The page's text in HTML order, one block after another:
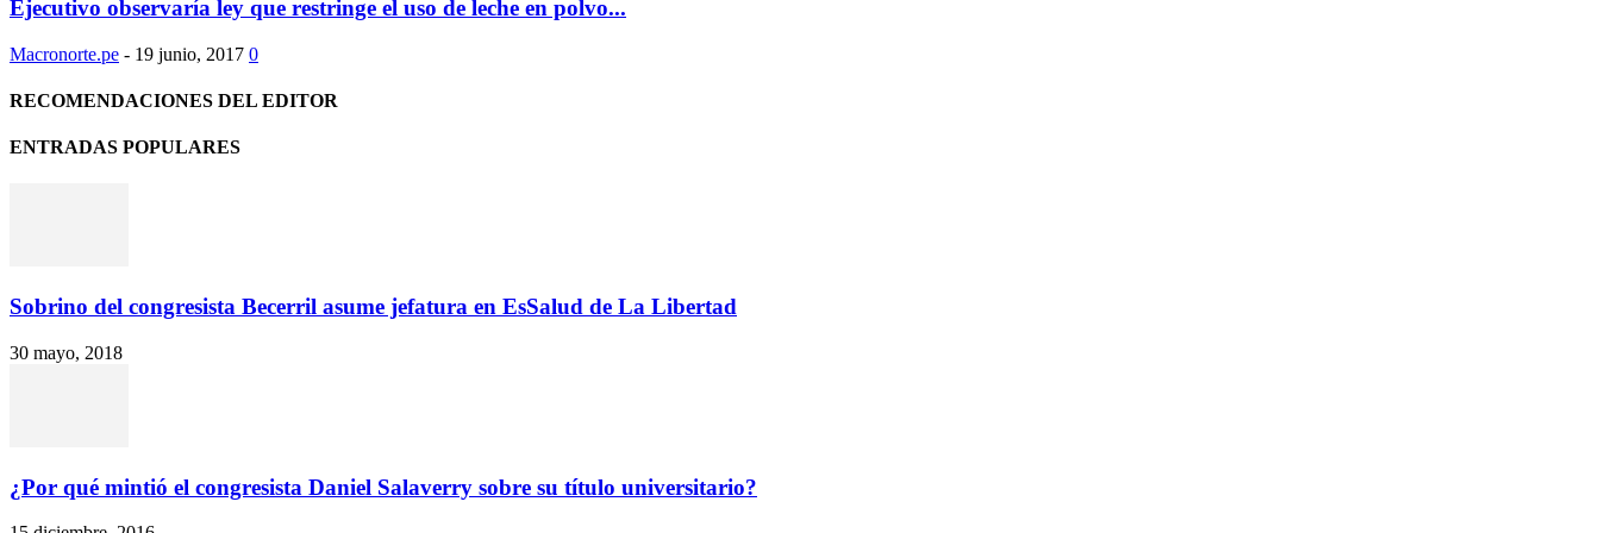
Ejecutivo observaría ley que restringe el uso de leche en polvo...
Macronorte.pe - 19 junio, 2017 0
RECOMENDACIONES DEL EDITOR
ENTRADAS POPULARES
Sobrino del congresista Becerril asume jefatura en EsSalud de La Libertad
30 mayo, 2018
¿Por qué mintió el congresista Daniel Salaverry sobre su título universitario?